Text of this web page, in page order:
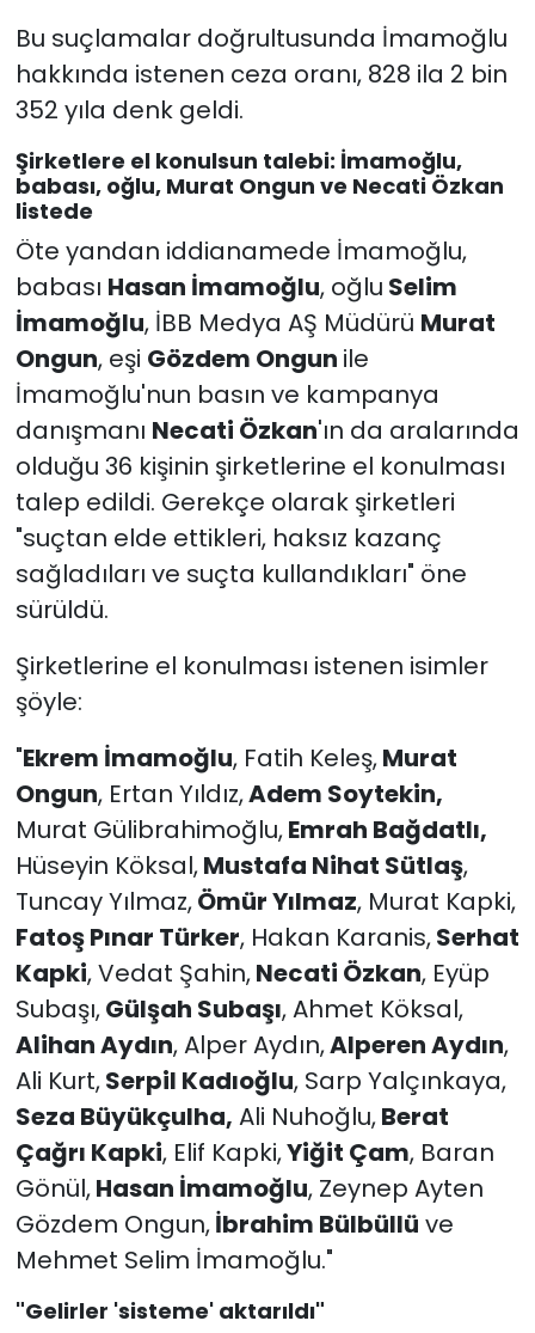
Bu suçlamalar doğrultusunda İmamoğlu
hakkında istenen ceza oranı, 828 ila 2 bin
352 yıla denk geldi.
Şirketlere el konulsun talebi: İmamoğlu,
babası, oğlu, Murat Ongun ve Necati Özkan
listede
Öte yandan iddianamede İmamoğlu,
babası Hasan İmamoğlu, oğlu Selim
İmamoğlu, İBB Medya AŞ Müdürü Murat
Ongun, eşi Gözdem Ongun ile
İmamoğlu'nun basın ve kampanya
danışmanı Necati Özkan'ın da aralarında
olduğu 36 kişinin şirketlerine el konulması
talep edildi. Gerekçe olarak şirketleri
"suçtan elde ettikleri, haksız kazanç
sağladıları ve suçta kullandıkları" öne
sürüldü.
Şirketlerine el konulması istenen isimler
şöyle:
"Ekrem İmamoğlu, Fatih Keleş,Murat
Ongun, Ertan Yıldız,Adem Soytekin,
Murat Gülibrahimoğlu,Emrah Bağdatlı,
Hüseyin Köksal,Mustafa Nihat Sütlaş,
Tuncay Yılmaz,Ömür Yılmaz, Murat Kapki,
Fatoş Pınar Türker, Hakan Karanis,Serhat
Kapki, Vedat Şahin,Necati Özkan, Eyüp
Subaşı,Gülşah Subaşı, Ahmet Köksal,
Alihan Aydın, Alper Aydın,Alperen Aydın,
Ali Kurt,Serpil Kadıoğlu, Sarp Yalçınkaya,
Seza Büyükçulha, Ali Nuhoğlu,Berat
Çağrı Kapki, Elif Kapki,Yiğit Çam, Baran
Gönül,Hasan İmamoğlu, Zeynep Ayten
Gözdem Ongun,İbrahim Bülbüllü ve
Mehmet Selim İmamoğlu."
"Gelirler 'sisteme' aktarıldı"